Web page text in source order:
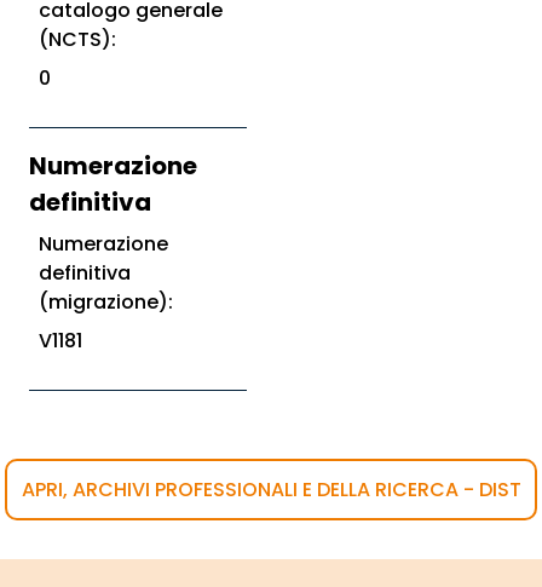
catalogo generale
(NCTS):
0
Numerazione
definitiva
Numerazione
definitiva
(migrazione):
V1181
APRI, ARCHIVI PROFESSIONALI E DELLA RICERCA - DIST